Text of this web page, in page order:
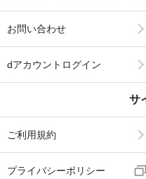
お問い合わせ
dアカウントログイン
サ
ご利用規約
プライバシーポリシー